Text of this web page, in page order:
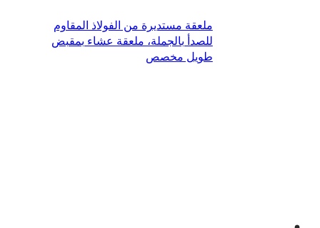
ملعقة مستديرة من الفولاذ المقاوم
للصدأ بالجملة، ملعقة عشاء بمقبض
طويل مخصص